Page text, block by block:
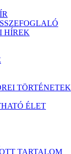
HÍREK
TÖRTÉNETEK
ÉLET
TARTALOM